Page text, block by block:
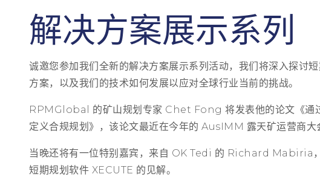
解决方案展示系列
诚邀您参加我们全新的解决方案展示系列活动，我们将深入探讨
方案，以及我们的技术如何发展以应对全球行业当前的挑战。
RPMGlobal 的矿山规划专家 Chet Fong 将发表他的论文《通
定义合规规划》，该论文最近在今年的 AusIMM 露天矿运营商大
当晚还将有一位特别嘉宾，来自 OK Tedi 的 Richard Mabiria
短期规划软件 XECUTE 的见解。